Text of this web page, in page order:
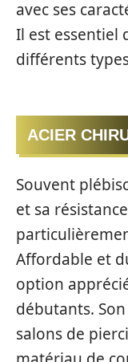
avec ses
Il est essentiel
différents
ACIER
Souvent
et sa
Affordable et
option
débutants.
salons de